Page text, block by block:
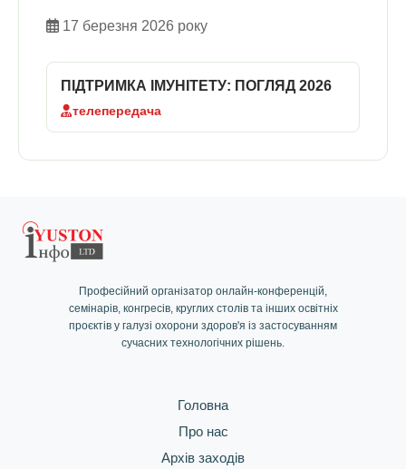
17 березня 2026 року
Увійти / Реєстрація
ПІДТРИМКА ІМУНІТЕТУ: ПОГЛЯД 2026
телепередача
Професійний організатор онлайн-конференцій,
семінарів, конгресів, круглих столів та інших освітніх
проєктів у галузі охорони здоров'я із застосуванням
сучасних технологічних рішень.
Головна
Про нас
Архів заходів